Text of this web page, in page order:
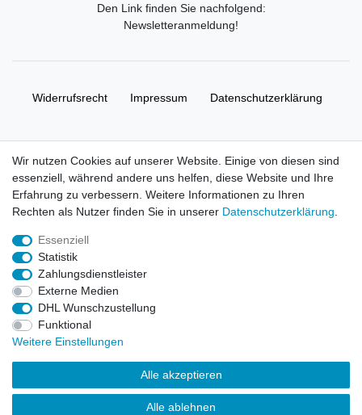
Den Link finden Sie nachfolgend:
Newsletteranmeldung!
Widerrufs­recht Impressum Daten­schutz­erklärung
© Copyright 2026 | Alle Rechte vorbehalten. HL-
Handelsgesellschaft mbH.
Alle Markennamen, Warenzeichen sowie sämtliche Produktbilder
und Beschreibungen sind Eigentum Ihrer rechtmäßigen
Eigentümer und dienen hier nur der Beschreibung.
Preise nur für registrierte Händler, ansonsten zeigt der Shop 0,00
€
LEGO, das LEGO Logo, die Minifigur, DUPLO, LEGENDS OF
CHIMA, NINJAGO, BIONICLE, MINDSTORMS und MIXELS sind
urheberrechtlich geschützte Markenzeichen der LEGO Gruppe.
Wir nutzen Cookies auf unserer Website. Einige von diesen sind
essenziell, während andere uns helfen, diese Website und Ihre
Erfahrung zu verbessern. Weitere Informationen zu Ihren
Rechten als Nutzer finden Sie in unserer Daten­schutz­erklärung
Essenziell
Statistik
Zahlungsdienstleister
Externe Medien
DHL Wunschzustellung
Funktional
Weitere Einstellungen
Alle akzeptieren
Alle ablehnen